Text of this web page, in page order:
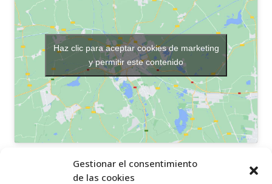
Gestionar el consentimiento
de las cookies
Haz clic para aceptar cookies de marketing
y permitir este contenido
OTROS ENLACES